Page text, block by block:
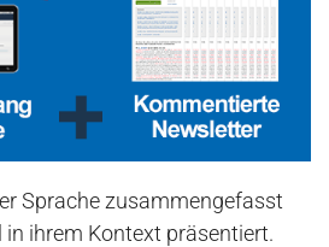
Sprache zusammengefasst
ihrem Kontext präsentiert.